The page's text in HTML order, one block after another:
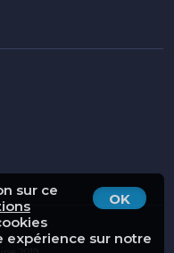
OK
sur ce
expérience sur notre